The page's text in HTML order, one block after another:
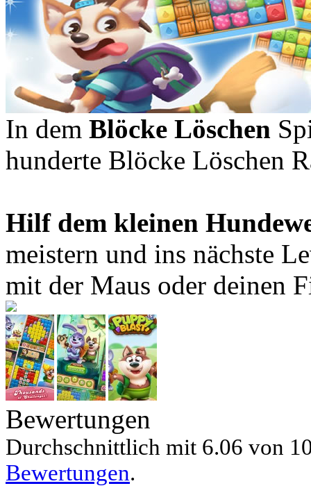
In dem Blöcke Löschen
hunderte Blöcke Löschen
Hilf dem kleinen
meistern und ins nächste
mit der Maus oder deinen
Bewertungen
Durchschnittlich mit 6.06 von
Bewertungen.